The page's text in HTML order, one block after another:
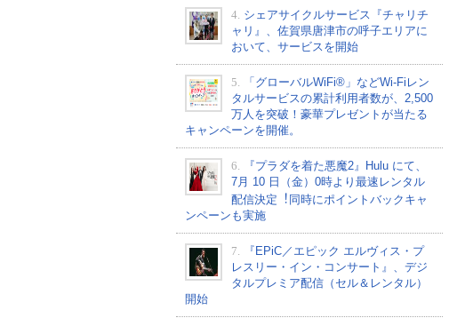
4. シェアサイクルサービス『チャリチ
ャリ』、佐賀県唐津市の呼子エリアに
おいて、サービスを開始
5.
「グローバルWiFi®」などWi-Fiレン
タルサービスの累計利用者数が、2,500
万人を突破！豪華プレゼントが当たる
キャンペーンを開催。
6.
『プラダを着た悪魔2』Hulu にて、
7⽉ 10 ⽇（金）0時より最速レンタル
配信決定︕同時にポイントバックキャ
ンペーンも実施
7.
『EPiC／エピック エルヴィス・プ
レスリー・イン・コンサート』、デジ
タルプレミア配信（セル＆レンタル）
開始